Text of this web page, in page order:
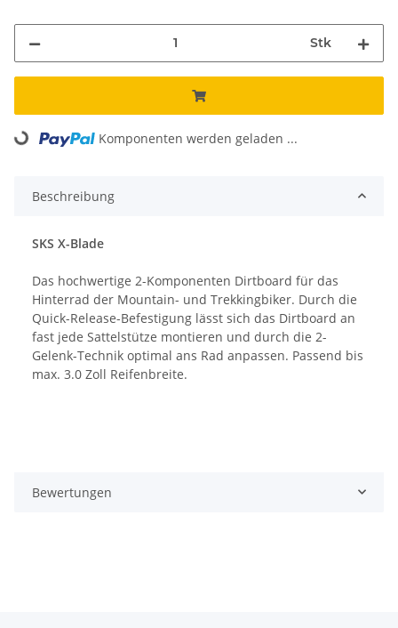
Stk
Loading... Komponenten werden geladen ...
Beschreibung
SKS X-Blade
Das hochwertige 2-Komponenten Dirtboard für das
Hinterrad der Mountain- und Trekkingbiker. Durch die
Quick-Release-Befestigung lässt sich das Dirtboard an
fast jede Sattelstütze montieren und durch die 2-
Gelenk-Technik optimal ans Rad anpassen. Passend bis
max. 3.0 Zoll Reifenbreite.
Bewertungen